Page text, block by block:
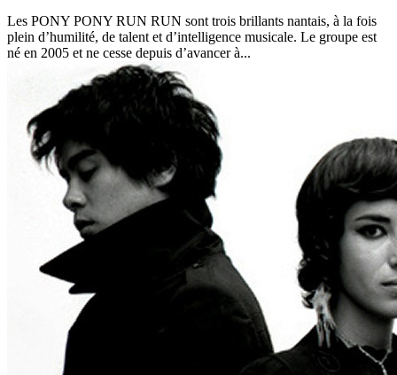
Les PONY PONY RUN RUN sont trois brillants nantais, à la fois
plein d’humilité, de talent et d’intelligence musicale. Le groupe est
né en 2005 et ne cesse depuis d’avancer à...